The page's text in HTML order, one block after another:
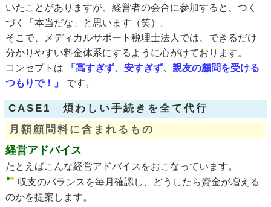
いたことがありますが、経営者の会合に参加すると、つく
づく「本当だな」と思います（笑）。
そこで、メディカルサポート税理士法人では、できるだけ
分かりやすい料金体系にするように心がけております。
コンセプトは 「高すぎず、安すぎず、親友の顧問を受ける
つもりで！」
です。
CASE1 煩わしい手続きを全て代行
月額顧問料に含まれるもの
経営アドバイス
たとえばこんな経営アドバイスをおこなっています。
収支のバランスを毎月確認し、どうしたら資金が増える
のかを提案します。